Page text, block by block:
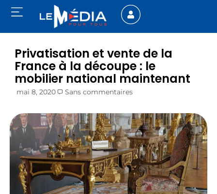
Privatisation et vente de la
France à la découpe : le
mobilier national maintenant
mai 8, 2020 Sans commentaires